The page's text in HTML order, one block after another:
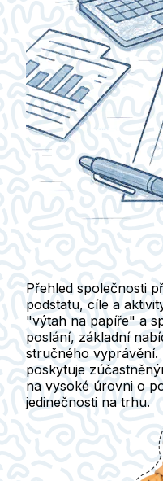
Přehled společnosti
podstatu, cíle a
"výtah na papíře" a
poslání, základní
stručného vyprávění.
poskytuje
na vysoké úrovni o
jedinečnosti na trhu.